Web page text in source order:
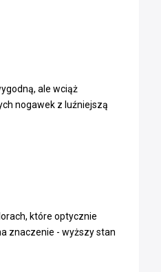
ale wciąż
nogawek z luźniejszą
które optycznie
znaczenie - wyższy stan